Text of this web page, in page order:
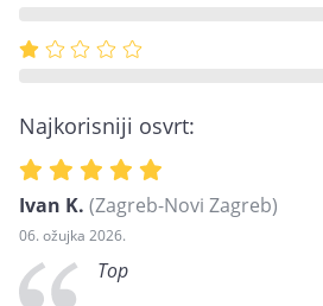
Najkorisniji osvrt:
Ivan K. (Zagreb-Novi Zagreb)
06. ožujka 2026.
Top